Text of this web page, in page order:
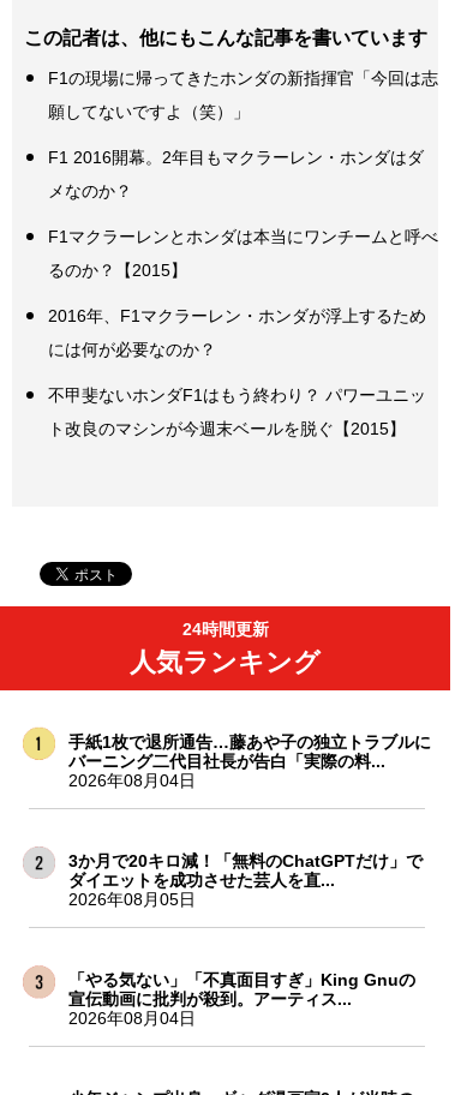
この記者は、他にもこんな記事を書いています
F1の現場に帰ってきたホンダの新指揮官「今回は志
願してないですよ（笑）」
F1 2016開幕。2年目もマクラーレン・ホンダはダ
メなのか？
F1マクラーレンとホンダは本当にワンチームと呼べ
るのか？【2015】
2016年、F1マクラーレン・ホンダが浮上するため
には何が必要なのか？
不甲斐ないホンダF1はもう終わり？ パワーユニッ
ト改良のマシンが今週末ベールを脱ぐ【2015】
24時間更新
人気ランキング
手紙1枚で退所通告…藤あや子の独立トラブルに
バーニング二代目社長が告白「実際の料...
2026年08月04日
3か月で20キロ減！「無料のChatGPTだけ」で
ダイエットを成功させた芸人を直...
2026年08月05日
「やる気ない」「不真面目すぎ」King Gnuの
宣伝動画に批判が殺到。アーティス...
2026年08月04日